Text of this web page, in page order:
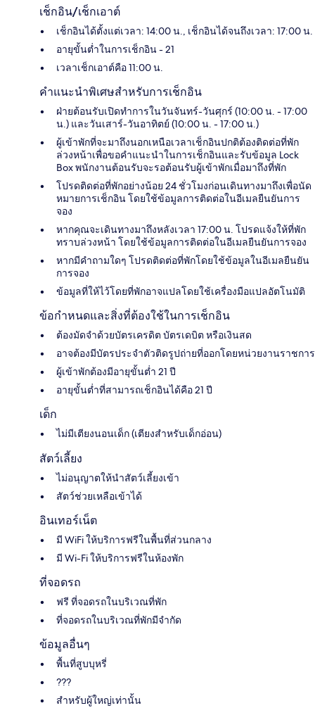
เช็กอิน/เช็กเอาต์
เช็กอินได้ตั้งแต่เวลา: 14:00 น., เช็กอินได้จนถึงเวลา: 17:00 น.
อายุขั้นต่ำในการเช็กอิน - 21
เวลาเช็กเอาต์คือ 11:00 น.
คำแนะนำพิเศษสำหรับการเช็กอิน
ฝ่ายต้อนรับเปิดทำการในวันจันทร์-วันศุกร์ (10:00 น. - 17:00
น.) และวันเสาร์-วันอาทิตย์ (10:00 น. - 17:00 น.)
ผู้เข้าพักที่จะมาถึงนอกเหนือเวลาเช็กอินปกติต้องติดต่อที่พัก
ล่วงหน้าเพื่อขอคำแนะนำในการเช็กอินและรับข้อมูล Lock
Box พนักงานต้อนรับจะรอต้อนรับผู้เข้าพักเมื่อมาถึงที่พัก
โปรดติดต่อที่พักอย่างน้อย 24 ชั่วโมงก่อนเดินทางมาถึงเพื่อนัด
หมายการเช็กอิน โดยใช้ข้อมูลการติดต่อในอีเมลยืนยันการ
จอง
หากคุณจะเดินทางมาถึงหลังเวลา 17:00 น. โปรดแจ้งให้ที่พัก
ทราบล่วงหน้า โดยใช้ข้อมูลการติดต่อในอีเมลยืนยันการจอง
หากมีคำถามใดๆ โปรดติดต่อที่พักโดยใช้ข้อมูลในอีเมลยืนยัน
การจอง
ข้อมูลที่ให้ไว้โดยที่พักอาจแปลโดยใช้เครื่องมือแปลอัตโนมัติ
ข้อกำหนดและสิ่งที่ต้องใช้ในการเช็กอิน
ต้องมัดจำด้วยบัตรเครดิต บัตรเดบิต หรือเงินสด
อาจต้องมีบัตรประจำตัวติดรูปถ่ายที่ออกโดยหน่วยงานราชการ
ผู้เข้าพักต้องมีอายุขั้นต่ำ 21 ปี
อายุขั้นต่ำที่สามารถเช็กอินได้คือ 21 ปี
เด็ก
ไม่มีเตียงนอนเด็ก (เตียงสำหรับเด็กอ่อน)
สัตว์เลี้ยง
ไม่อนุญาตให้นำสัตว์เลี้ยงเข้า
สัตว์ช่วยเหลือเข้าได้
อินเทอร์เน็ต
มี WiFi ให้บริการฟรีในพื้นที่ส่วนกลาง
มี Wi-Fi ให้บริการฟรีในห้องพัก
ที่จอดรถ
ฟรี ที่จอดรถในบริเวณที่พัก
ที่จอดรถในบริเวณที่พักมีจำกัด
ข้อมูลอื่นๆ
พื้นที่สูบบุหรี่
???
สำหรับผู้ใหญ่เท่านั้น